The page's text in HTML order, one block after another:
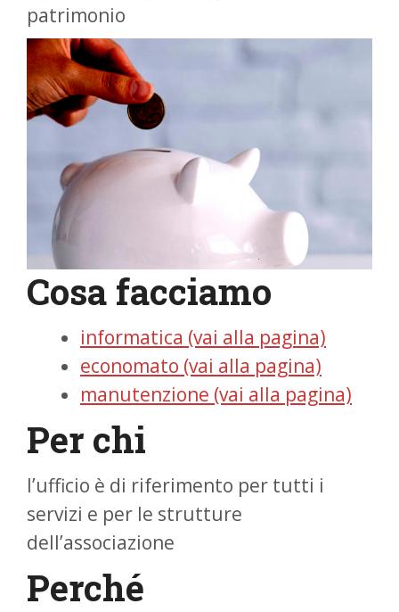
patrimonio
Cosa facciamo
informatica (vai alla pagina)
economato (vai alla pagina)
manutenzione (vai alla pagina)
Per chi
l’ufficio è di riferimento per tutti i
servizi e per le strutture
dell’associazione
Perché